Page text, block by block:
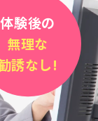
体験後の
無理な
誘なし!